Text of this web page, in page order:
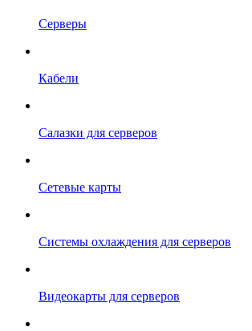
Серверы
Кабели
Салазки для серверов
Сетевые карты
Системы охлаждения для серверов
Видеокарты для серверов